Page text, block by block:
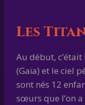
Les
Au début,
(Gaïa) et le ciel
sont nés 12
sœurs que l’on